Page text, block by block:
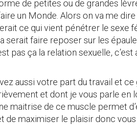
de petites ou de grandes
un Monde. Alors on va me
ce qui vient pénétrer le sexe
serait faire reposer sur les
pas ça la relation sexuelle, c’est
aussi votre part du travail et ce
et dont je vous parle en
maitrise de ce muscle permet
de maximiser le plaisir donc